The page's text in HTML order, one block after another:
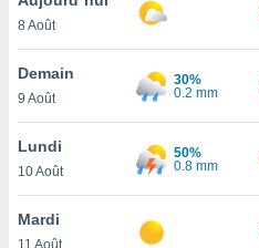
et
»,
au
vous
qu'ils
ou
8 Août
Demain
9 Août
30%
0.2 mm
Lundi
10 Août
50%
0.8 mm
Mardi
11 Août